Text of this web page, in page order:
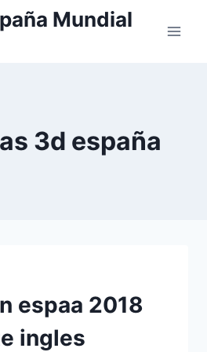
Mundial
3d españa
espaa 2018
ingles